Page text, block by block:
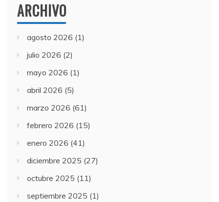
ARCHIVO
agosto 2026 (1)
julio 2026 (2)
mayo 2026 (1)
abril 2026 (5)
marzo 2026 (61)
febrero 2026 (15)
enero 2026 (41)
diciembre 2025 (27)
octubre 2025 (11)
septiembre 2025 (1)